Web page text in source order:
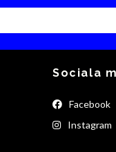
Sociala
Facebook
Instagram